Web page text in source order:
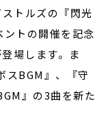
トルズの『閃光
トの開催を記念
場します。ま
スBGM』、『守
』の3曲を新た